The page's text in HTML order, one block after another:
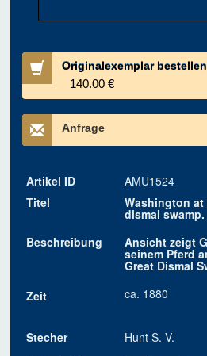
Originalexemplar bestellen
140.00 €
Anfrage
Artikel ID
AMU1524
Titel
Washington at
dismal swamp.
Beschreibung
Ansicht zeigt
seinem Pferd
Great Dismal
Zeit
ca. 1880
Stecher
Hunt S. V.